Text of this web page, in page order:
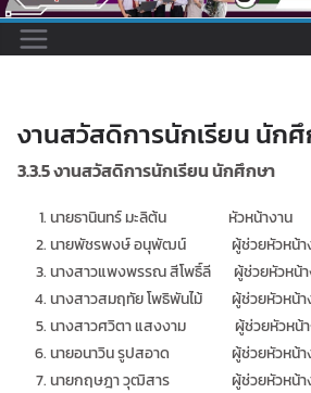
งานสวัสดิการนักเรียน นัก
3.3.5งานสวัสดิการนักเรียน นักศึกษา
นายธานินทร์ มะลิต้น หัวหน้างาน
นายพัชรพงษ์ อนุพัฒน์ ผู้ช่วยหัวหน้า
นางสาวแพงพรรณ สีโพธิ์ลี ผู้ช่วยหัวหน้า
นางสาวสมฤทัย โพธิพันไม้ ผู้ช่วยหัวหน้า
นางสาวศวิตา แสงงาม ผู้ช่วยหัวหน้า
นายอนาวิน รูปสอาด ผู้ช่วยหัวหน้า
นายกฤษฎา วุฒิสาร ผู้ช่วยหัวหน้า